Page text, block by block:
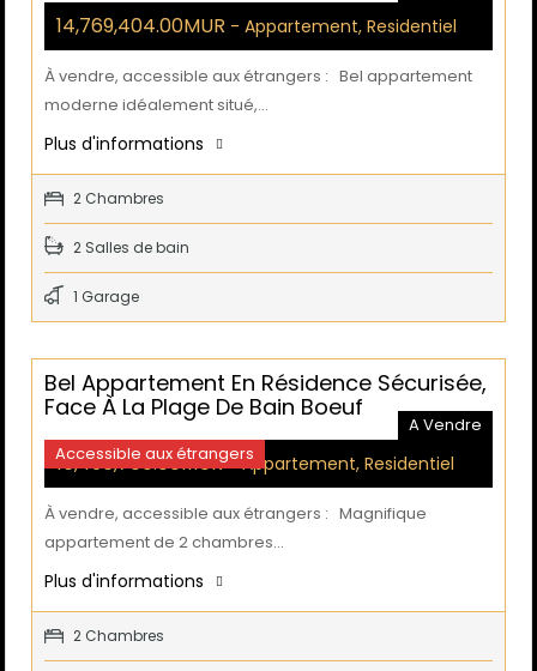
14,769,404.00MUR - Appartement, Residentiel
À vendre, accessible aux étrangers : Bel appartement
moderne idéalement situé,…
Plus d'informations
2 Chambres
2 Salles de bain
1 Garage
Bel Appartement En Résidence Sécurisée,
Face À La Plage De Bain Boeuf
Accessible aux étrangers
A Vendre
16,496,700.00MUR- Appartement, Residentiel
À vendre, accessible aux étrangers : Magnifique
appartement de 2 chambres…
Plus d'informations
2 Chambres